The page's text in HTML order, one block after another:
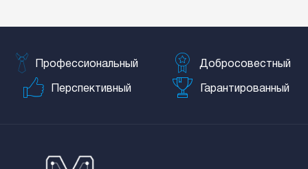
Профессиональный Добросовестный
Перспективный Гарантированный